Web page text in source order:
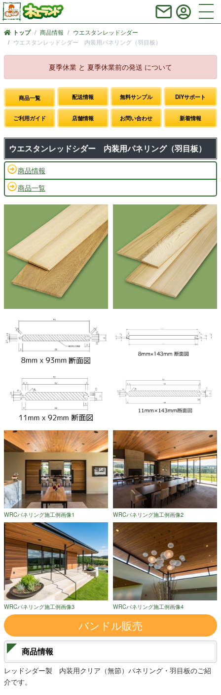
トップ 商品情報
ウエスタンレッドシダー
ウエスタンレッドシダー 内装用パネリング（羽目板）
夏季休業 と 夏季休業前の発送 について
商品一覧 配送情報 無料サンプル DIYサポート
ご利用ガイド 店舗情報 お問い合わせ 新着情報
ウエスタンレッドシダー 内装用パネリング（羽目板）
商品情報
商品一覧
WRCパネリング施工例画像1 WRCパネリング施工例画像2
WRCパネリング施工例画像3 WRCパネリング施工例画像4
バンドル販売
商品情報
レッドシダー製 内装用クリア（無節）パネリング・羽目板のご紹
介です。